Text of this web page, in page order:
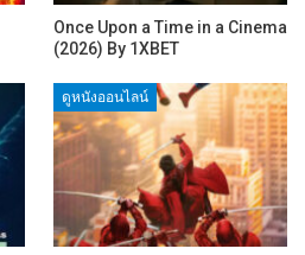
Once Upon a Time in a Cinema
(2026) By 1XBET
ดูหนังออนไลน์